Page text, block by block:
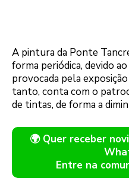
A pintura da Ponte
forma periódica, devido
provocada pela
tanto, conta com o
de tintas, de forma a
🌍 Quer receber
Entre na